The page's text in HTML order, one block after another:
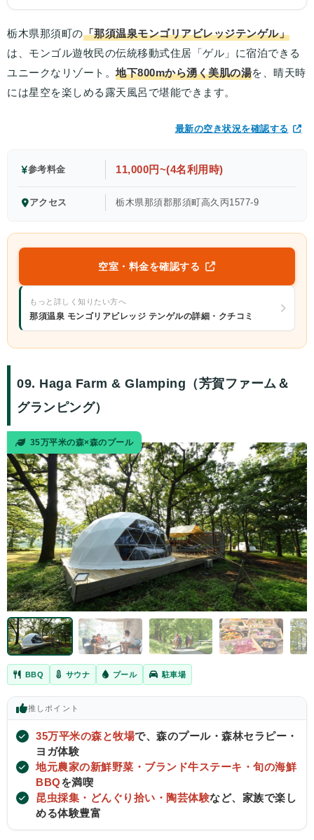
栃木県那須町の「那須温泉モンゴリアビレッジテンゲル」
は、モンゴル遊牧民の伝統移動式住居「ゲル」に宿泊できる
ユニークなリゾート。 地下800mから湧く美肌の湯を、晴天時
には星空を楽しめる露天風呂で堪能できます。
最新の空き状況を確認する
参考料金 11,000円~(4名利用時)
アクセス 栃木県那須郡那須町高久丙1577-9
空室・料金を確認する
もっと詳しく知りたい方へ
那須温泉 モンゴリアビレッジ テンゲルの詳細・クチコミ
09. Haga Farm & Glamping（芳賀ファーム＆
グランピング）
35万平米の森×森のプール
BBQ サウナ プール 駐車場
推し ポイント
35万平米の森と牧場で、森のプール・森林セラピー・
ヨガ体験
地元農家の新鮮野菜・ブランド牛ステーキ・旬の海鮮
BBQを満喫
昆虫採集・どんぐり拾い・陶芸体験など、家族で楽し
める体験豊富